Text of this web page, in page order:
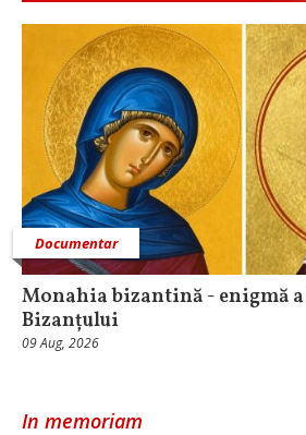
Documentar
Monahia bizantină - enigmă
Bizanțului
09 Aug, 2026
In memoriam